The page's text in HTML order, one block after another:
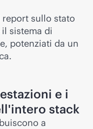
sullo stato
sistema di
potenziati da un
e i
stack
a